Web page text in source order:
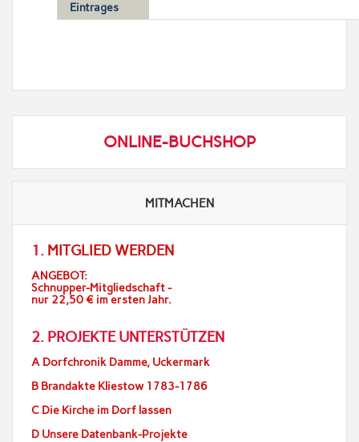
Eintrages
ONLINE-BUCHSHOP
MITMACHEN
1. MITGLIED WERDEN
ANGEBOT:
Schnupper-Mitgliedschaft -
nur 22,50 € im ersten Jahr.
2. PROJEKTE UNTERSTÜTZEN
A Dorfchronik Damme, Uckermark
B Brandakte Kliestow 1783-1786
C Die Kirche im Dorf lassen
D Unsere Datenbank-Projekte